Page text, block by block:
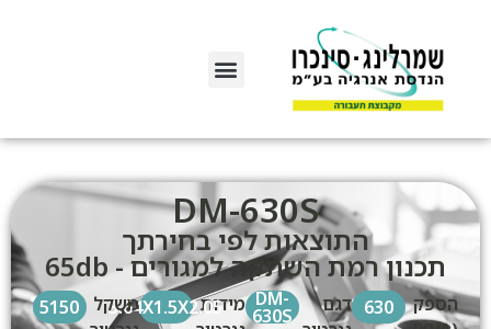
DM-630S
התוצאות לפי בחירתך
תכנון רמת השתקה למגורים - 65db
הספק
630 דגם
DM-
630S מידות3.64X1.5X2.05
משקל
5150